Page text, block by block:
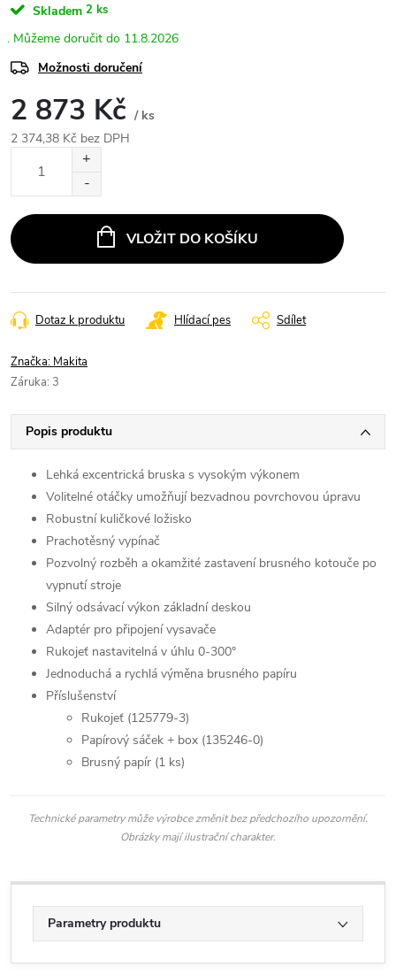
Skladem 2 ks
11.8.2026
Možnosti doručení
2 873 Kč / ks
2 374,38 Kč bez DPH
VLOŽIT DO KOŠÍKU
Dotaz k produktu Hlídací pes Sdílet
Značka: Makita
Záruka: 3
Popis produktu
Lehká excentrická bruska s vysokým výkonem
Volitelné otáčky umožňují bezvadnou povrchovou úpravu
Robustní kuličkové ložisko
Prachotěsný vypínač
Pozvolný rozběh a okamžité zastavení brusného kotouče po
vypnutí stroje
Silný odsávací výkon základní deskou
Adaptér pro připojení vysavače
Rukojeť nastavitelná v úhlu 0-300°
Jednoduchá a rychlá výměna brusného papíru
Příslušenství
Rukojeť (125779-3)
Papírový sáček + box (135246-0)
Brusný papír (1 ks)
Technické parametry může výrobce změnit bez předchozího upozornění.
Obrázky mají ilustrační charakter.
Parametry produktu